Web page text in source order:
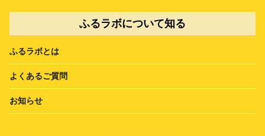
ふるラボについて知る
ふるラボとは
よくあるご質問
お知らせ